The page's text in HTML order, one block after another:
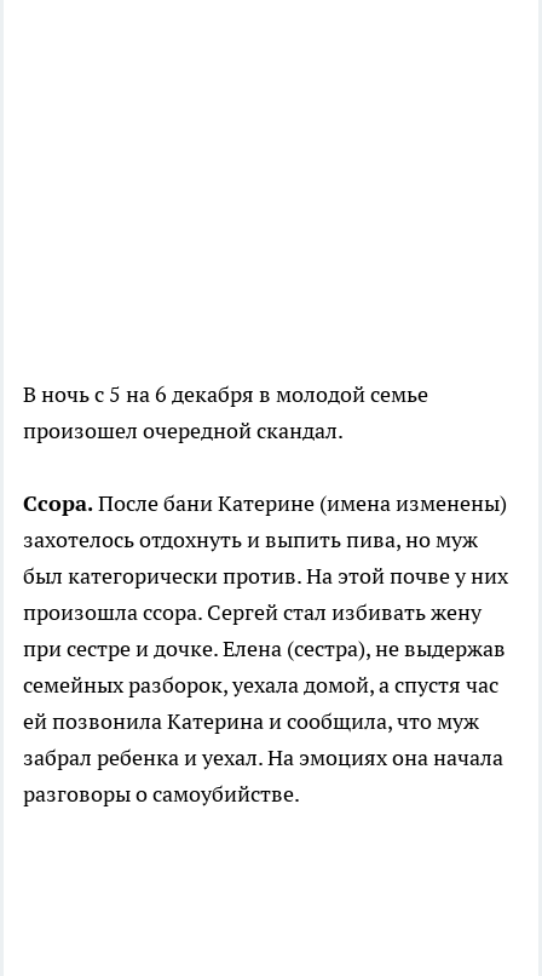
В ночь с 5 на 6 декабря в молодой семье
произошел очередной скандал.
Ссора.После бани Катерине (имена изменены)
захотелось отдохнуть и выпить пива, но муж
был категорически против. На этой почве у них
произошла ссора. Сергей стал избивать жену
при сестре и дочке. Елена (сестра), не выдержав
семейных разборок, уехала домой, а спустя час
ей позвонила Катерина и сообщила, что муж
забрал ребенка и уехал. На эмоциях она начала
разговоры о самоубийстве.